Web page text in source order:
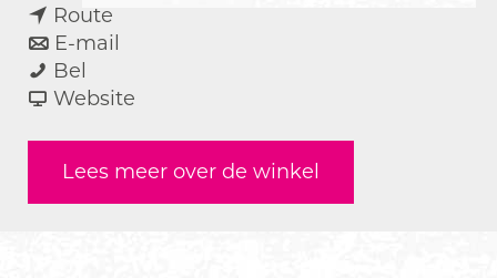
e
r
Route
a
r
B
o
E-mail
a
t
B
Bel
t
e
r
Website
'
t
Lees meer over de winkel